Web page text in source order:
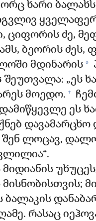
ხარი
ციფორის ძე,
ბეორის ძეს,
მდინარის*
შეუთვალა: „ეს
მოედო. +
ეს
დავამარცხო
შენ ლოცავ,
ბალაკის
რასაც